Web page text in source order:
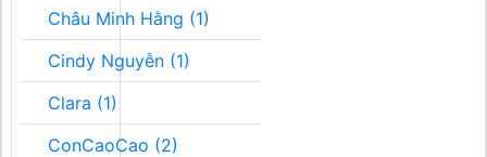
Châu Minh Hằng (1)
Cindy Nguyễn (1)
Clara (1)
ConCaoCao (2)